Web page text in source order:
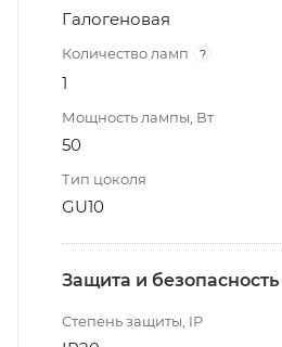
Галогеновая
Количество ламп ?
1
Мощность лампы, Вт
50
Тип цоколя
GU10
Защита и безопасность
Степень защиты, IP